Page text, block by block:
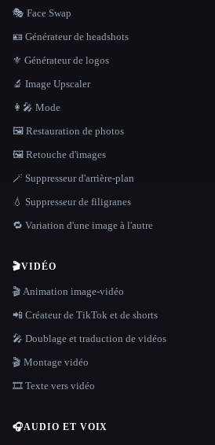
🎭 Face Swap
🪪 Générateur de headshots
⚜️ Générateur de logos
🔬 Image Upscaler
👩‍🎤 Mode
🖼️ Restauration de photos
🖼️ Retouche d'images
🪄 Suppresseur d'arrière-plan
💧 Suppresseur de filigranes
🔁 Variation d'une image à l'autre
🎬VIDÉO
🎬 Animation image-vidéo
📲 Créateur de TikTok et de shorts
🎤 Doublage et traduction de vidéos
🎬 Montage vidéo
🎞️ Texte vers vidéo
🎧AUDIO ET VOIX